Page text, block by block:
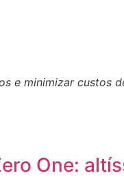
e minimizar custos
One: